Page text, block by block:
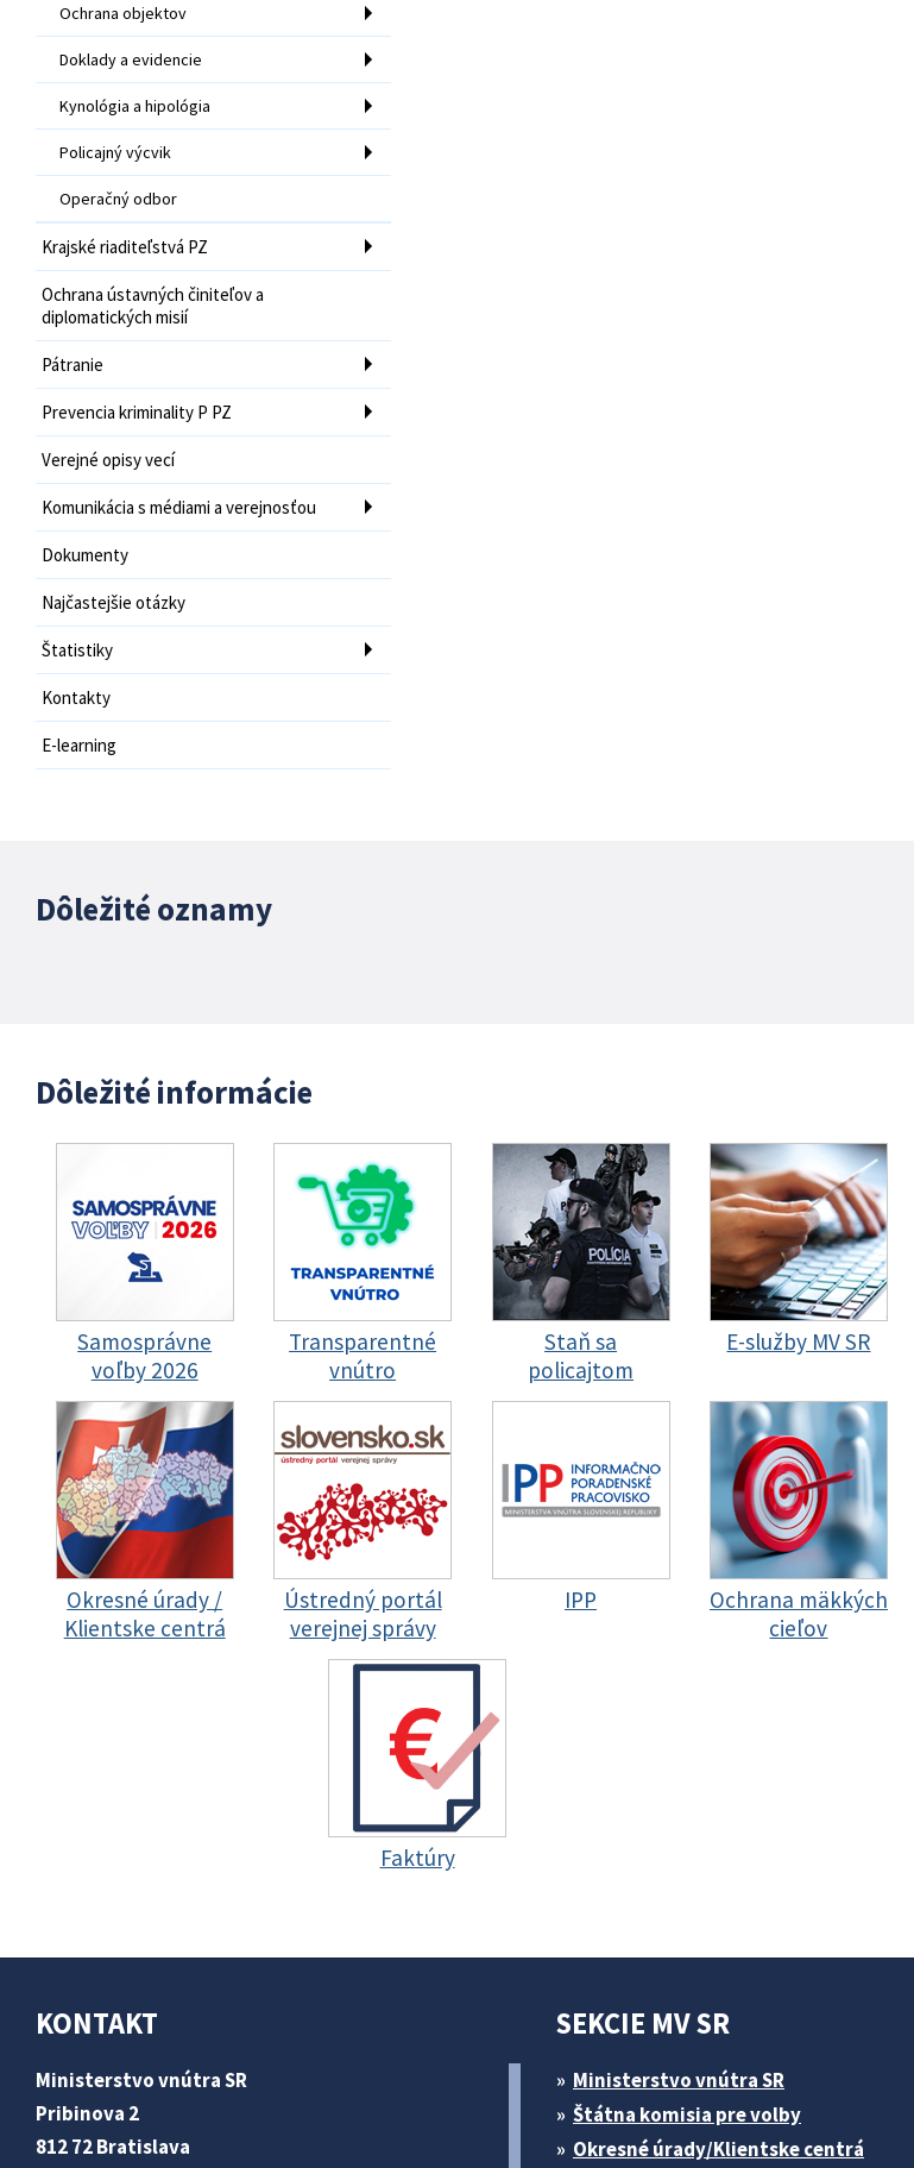
Ochrana objektov
Doklady a evidencie
Kynológia a hipológia
Policajný výcvik
Operačný odbor
Krajské riaditeľstvá PZ
Ochrana ústavných činiteľov a
diplomatických misií
Pátranie
Prevencia kriminality P PZ
Verejné opisy vecí
Komunikácia s médiami a verejnosťou
Dokumenty
Najčastejšie otázky
Štatistiky
Kontakty
E-learning
Dôležité oznamy
Dôležité informácie
Samosprávne
voľby 2026
Transparentné
vnútro
Staň sa
policajtom
E-služby MV SR
Okresné úrady /
Klientske centrá
Ústredný portál
verejnej správy
IPP
Ochrana mäkkých
cieľov
Faktúry
KONTAKT
Ministerstvo vnútra SR
Pribinova 2
812 72 Bratislava
SEKCIE MV SR
Ministerstvo vnútra SR
Štátna komisia pre volby
Okresné úrady/Klientske centrá